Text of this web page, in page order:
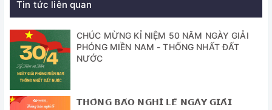
✅ Nồi hấp tiệt trùng dung tích lớn, buồng hấp nằm ngang,
dạng hình lập phương, mặt cắt vuông tối ưu không gian tiệt
trùng.
✅ Bộ điều khiển PLC màn hình HMI, tính năng tạo chân
Tin tức liên quan
CHÚC MỪNG KỈ NIỆM 50 NĂM NGÀY GIẢI
PHÓNG MIỀN NAM - THỐNG NHẤT ĐẤT
NƯỚC
𝗧𝗛𝗢̂𝗡𝗚 𝗕𝗔́𝗢 𝗡𝗚𝗛𝗜̉ 𝗟𝗘̂̃ 𝗡𝗚𝗔̀𝗬 𝗚𝗜𝗔̉𝗜